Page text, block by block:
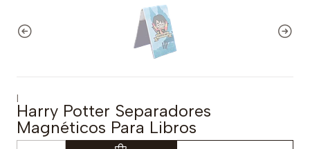
|
Harry Potter Separadores
Magnéticos Para Libros